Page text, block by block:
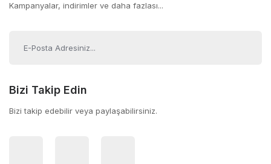
Kampanyalar, indirimler ve daha fazlası...
Bizi Takip Edin
Bizi takip edebilir veya paylaşabilirsiniz.